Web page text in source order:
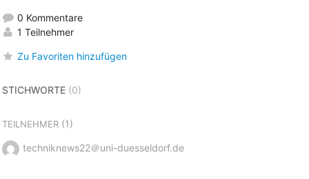
0 Kommentare
1 Teilnehmer
Zu Favoriten hinzufügen
STICHWORTE(0)
TEILNEHMER(1)
techniknews22＠uni-duesseldorf.de